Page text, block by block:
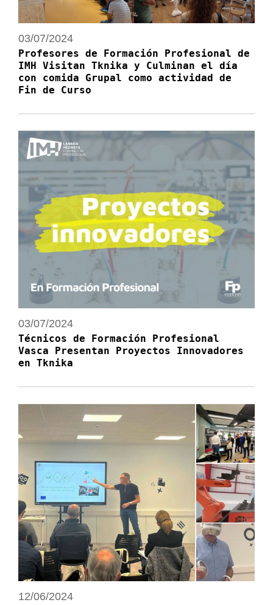
03/07/2024
Profesores de Formación Profesional de
IMH Visitan Tknika y Culminan el día
con comida Grupal como actividad de
Fin de Curso
03/07/2024
Técnicos de Formación Profesional
Vasca Presentan Proyectos Innovadores
en Tknika
12/06/2024